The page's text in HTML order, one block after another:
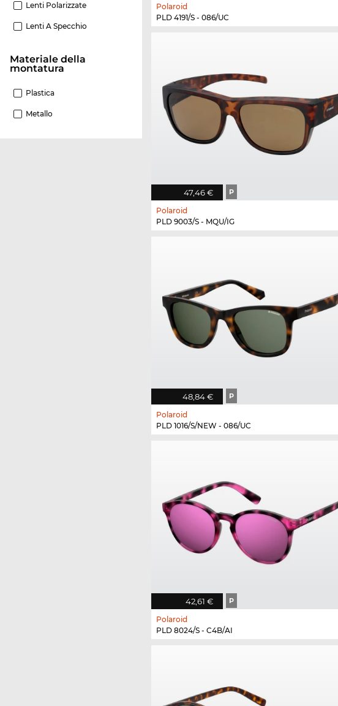
Lenti Polarizzate
Lenti A Specchio
Materiale della
montatura
Plastica
Metallo
Polaroid
PLD 4191/S - 086/UC
47,46 € P
Polaroid
PLD 9003/S - MQU/IG
48,84 € P
Polaroid
PLD 1016/S/NEW - 086/UC
42,61 € P
Polaroid
PLD 8024/S - C4B/AI